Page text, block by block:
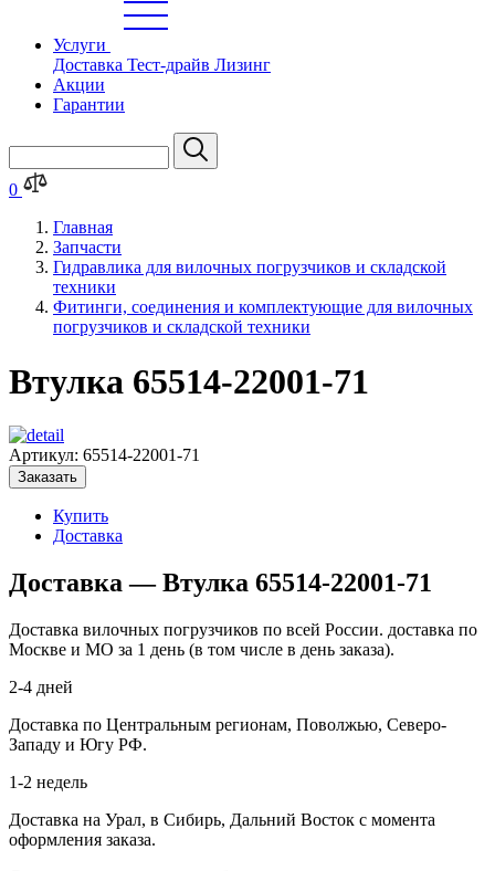
Услуги
Доставка Тест-драйв Лизинг
Акции
Гарантии
0
Главная
Запчасти
Гидравлика для вилочных погрузчиков и складской
техники
Фитинги, соединения и комплектующие для вилочных
погрузчиков и складской техники
Втулка 65514-22001-71
Артикул: 65514-22001-71
Заказать
Купить
Доставка
Доставка — Втулка 65514-22001-71
Доставка вилочных погрузчиков по всей России. доставка по
Москве и МО за 1 день (в том числе в день заказа).
2-4 дней
Доставка по Центральным регионам, Поволжью, Северо-
Западу и Югу РФ.
1-2 недель
Доставка на Урал, в Сибирь, Дальний Восток с момента
оформления заказа.